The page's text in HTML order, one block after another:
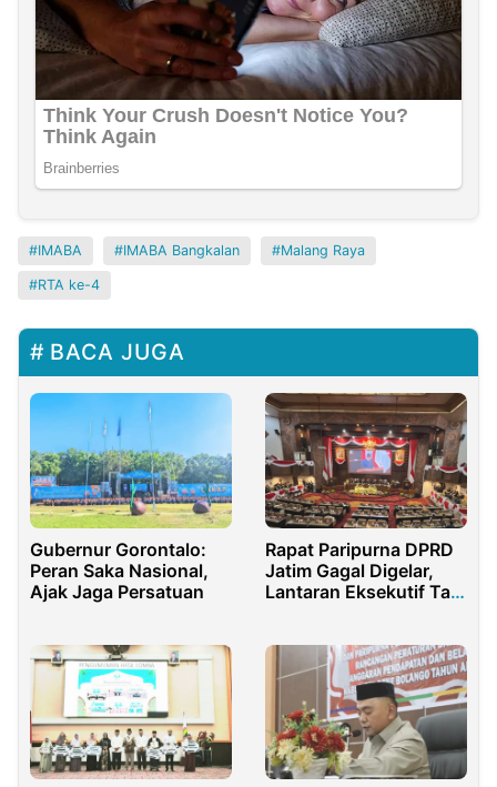
IMABA IMABA Bangkalan Malang Raya
RTA ke-4
BACA JUGA
Gubernur Gorontalo:
Peran Saka Nasional,
Ajak Jaga Persatuan
Rapat Paripurna DPRD
Jatim Gagal Digelar,
Lantaran Eksekutif Tak